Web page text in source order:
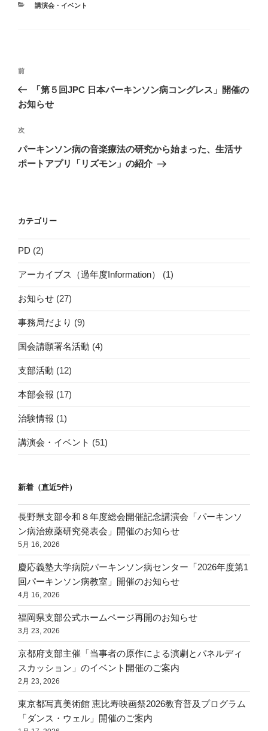
カ
講演会・イベント
投
ナ
ゲ
ー
シ
前
の
投
前
「第５回JPC 日本パーキンソン病コングレス」開催の
お知らせ
次
の
投
次
パーキンソン病の音楽療法の研究から始まった、生活サ
ポートアプリ「リズモン」の紹介
カテゴリー
PD (2)
アーカイブス（過年度Information） (1)
お知らせ (27)
事務局だより (9)
国会請願署名活動 (4)
支部活動 (12)
本部会報 (17)
治験情報 (1)
講演会・イベント (51)
新着（直近5件）
長野県支部令和８年度総会開催記念講演会「パーキンソ
ン病治療薬研究発表会」開催のお知らせ
5月 16, 2026
慶応義塾大学病院パーキンソン病センター「2026年度第1
回パーキンソン病教室」開催のお知らせ
4月 16, 2026
福岡県支部公式ホームページ再開のお知らせ
3月 23, 2026
京都府支部主催「当事者の原作による演劇とパネルディ
スカッション」のイベント開催のご案内
2月 23, 2026
東京都写真美術館 恵比寿映画祭2026教育普及プログラム
「ダンス・ウェル」開催のご案内